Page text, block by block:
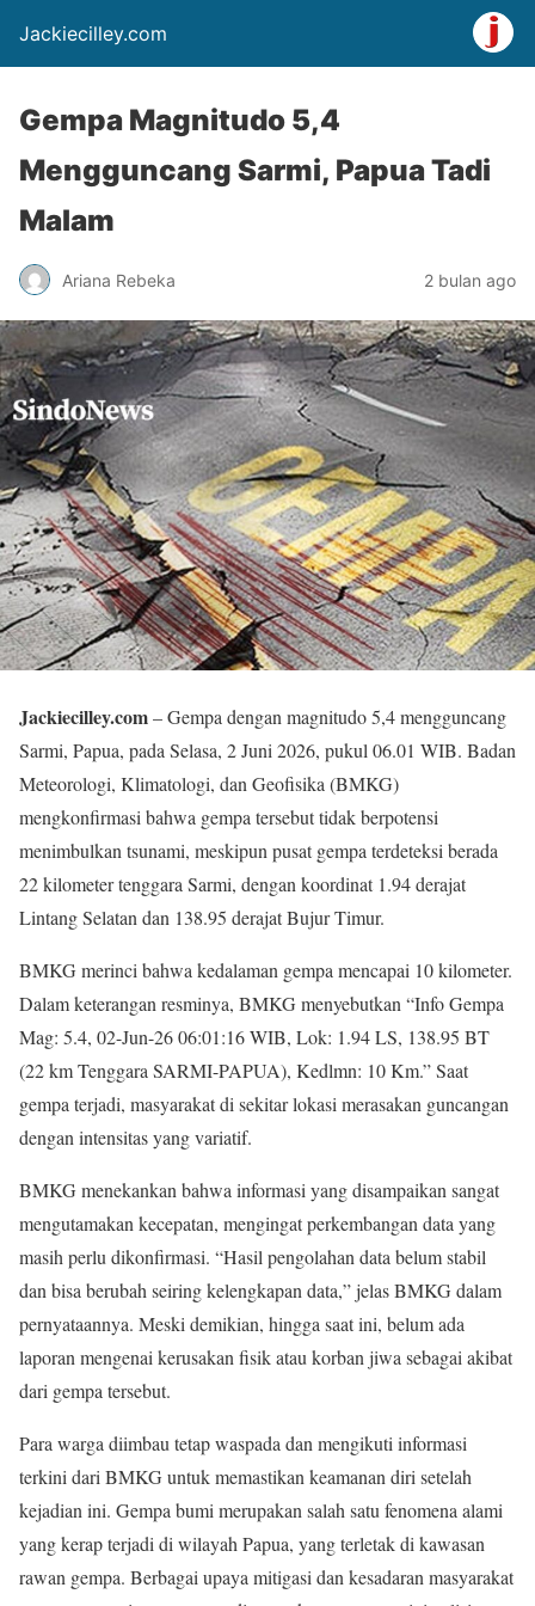
Jackiecilley.com
Gempa Magnitudo 5,4
Mengguncang Sarmi, Papua Tadi
Malam
Ariana Rebeka 2 bulan ago
Jackiecilley.com– Gempa dengan magnitudo 5,4 mengguncang
Sarmi, Papua, pada Selasa, 2 Juni 2026, pukul 06.01 WIB. Badan
Meteorologi, Klimatologi, dan Geofisika (BMKG)
mengkonfirmasi bahwa gempa tersebut tidak berpotensi
menimbulkan tsunami, meskipun pusat gempa terdeteksi berada
22 kilometer tenggara Sarmi, dengan koordinat 1.94 derajat
Lintang Selatan dan 138.95 derajat Bujur Timur.
BMKG merinci bahwa kedalaman gempa mencapai 10 kilometer.
Dalam keterangan resminya, BMKG menyebutkan “Info Gempa
Mag: 5.4, 02-Jun-26 06:01:16 WIB, Lok: 1.94 LS, 138.95 BT
(22 km Tenggara SARMI-PAPUA), Kedlmn: 10 Km.” Saat
gempa terjadi, masyarakat di sekitar lokasi merasakan guncangan
dengan intensitas yang variatif.
BMKG menekankan bahwa informasi yang disampaikan sangat
mengutamakan kecepatan, mengingat perkembangan data yang
masih perlu dikonfirmasi. “Hasil pengolahan data belum stabil
dan bisa berubah seiring kelengkapan data,” jelas BMKG dalam
pernyataannya. Meski demikian, hingga saat ini, belum ada
laporan mengenai kerusakan fisik atau korban jiwa sebagai akibat
dari gempa tersebut.
Para warga diimbau tetap waspada dan mengikuti informasi
terkini dari BMKG untuk memastikan keamanan diri setelah
kejadian ini. Gempa bumi merupakan salah satu fenomena alami
yang kerap terjadi di wilayah Papua, yang terletak di kawasan
rawan gempa. Berbagai upaya mitigasi dan kesadaran masyarakat